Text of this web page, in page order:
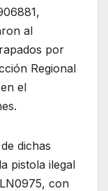
al
por
Regional
el
dichas
pistola ilegal
con